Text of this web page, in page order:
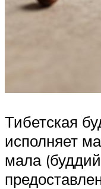
Тибетская
исполняет
мала